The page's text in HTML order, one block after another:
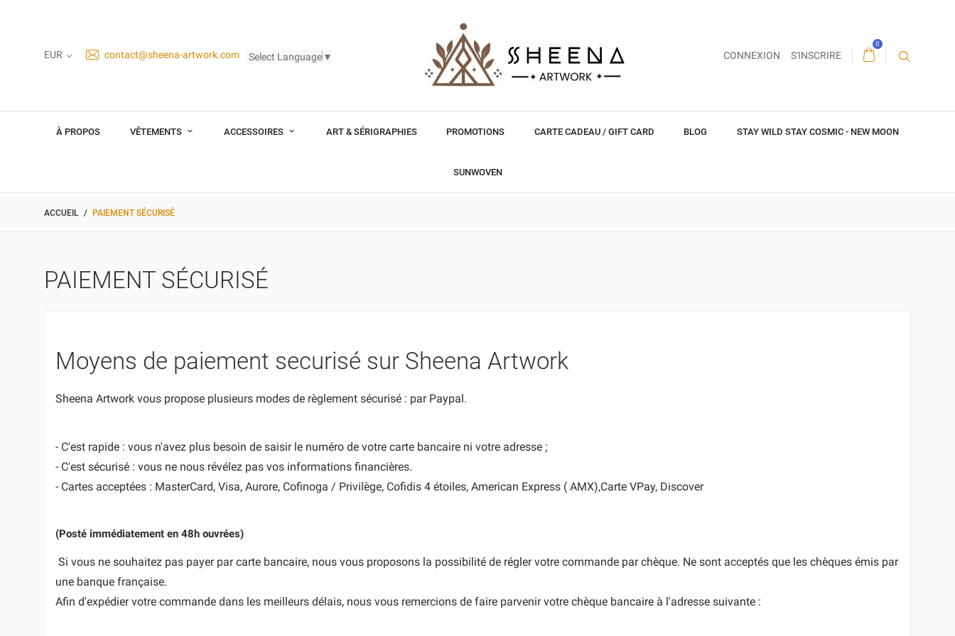
EUR contact@sheena-artwork.com Select Language ▼ CONNEXION S'INSCRIRE
0
À PROPOS VÊTEMENTS ACCESSOIRES ART & SÉRIGRAPHIES PROMOTIONS CARTE CADEAU / GIFT CARD BLOG STAY WILD STAY COSMIC - NEW MOON
SUNWOVEN
ACCUEIL PAIEMENT SÉCURISÉ
PAIEMENT SÉCURISÉ
Moyens de paiement securisé sur Sheena Artwork
Sheena Artwork vous propose plusieurs modes de règlement sécurisé : par Paypal.
- C'est rapide : vous n'avez plus besoin de saisir le numéro de votre carte bancaire ni votre adresse ;
- C'est sécurisé : vous ne nous révélez pas vos informations financières.
- Cartes acceptées : MasterCard, Visa, Aurore, Cofinoga / Privilège, Cofidis 4 étoiles, American Express ( AMX),Carte VPay, Discover
(Posté immédiatement en 48h ouvrées)
Si vous ne souhaitez pas payer par carte bancaire, nous vous proposons la possibilité de régler votre commande par chèque. Ne sont acceptés que les chèques émis par
une banque française.
Afin d'expédier votre commande dans les meilleurs délais, nous vous remercions de faire parvenir votre chèque bancaire à l'adresse suivante :